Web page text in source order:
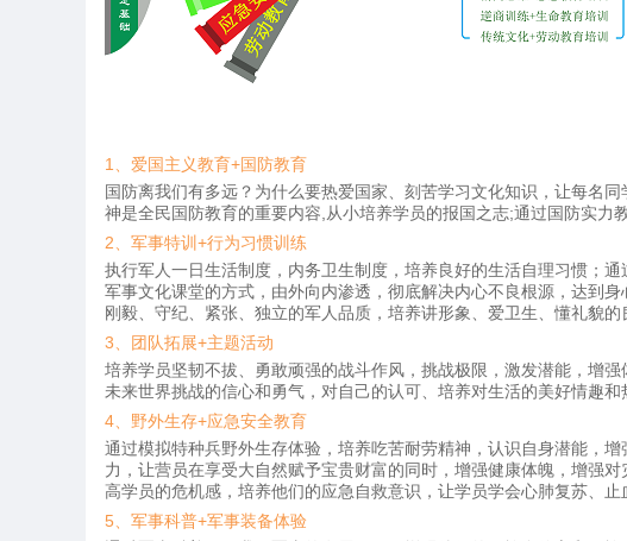
1、爱国主义教育+国防教育
国防离我们有多远？为什么要热爱国家、刻苦学习文化知识，让每名
神是全民国防教育的重要内容,从小培养学员的报国之志;通过国防实力
2、军事特训+行为习惯训练
执行军人一日生活制度，内务卫生制度，培养良好的生活自理习惯；
军事文化课堂的方式，由外向内渗透，彻底解决内心不良根源，达到
刚毅、守纪、紧张、独立的军人品质，培养讲形象、爱卫生、懂礼貌
3、团队拓展+主题活动
培养学员坚韧不拔、勇敢顽强的战斗作风，挑战极限，激发潜能，增
未来世界挑战的信心和勇气，对自己的认可、培养对生活的美好情趣和
4、野外生存+应急安全教育
通过模拟特种兵野外生存体验，培养吃苦耐劳精神，认识自身潜能，
力，让营员在享受大自然赋予宝贵财富的同时，增强健康体魄，增强
高学员的危机感，培养他们的应急自救意识，让学员学会心肺复苏、
5、军事科普+军事装备体验